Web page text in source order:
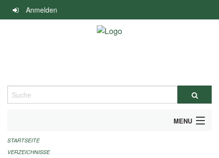
Navigation
überspringen
Anmelden
Suche
MENU
ALLGEMEINE INFORMATIONEN
STARTSEITE
VERZEICHNISSE